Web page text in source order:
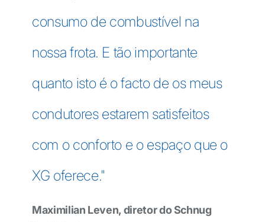
consumo de combustível na
nossa frota. E tão importante
quanto isto é o facto de os meus
condutores estarem satisfeitos
com o conforto e o espaço que o
XG oferece."
Maximilian Leven, diretor do Schnug